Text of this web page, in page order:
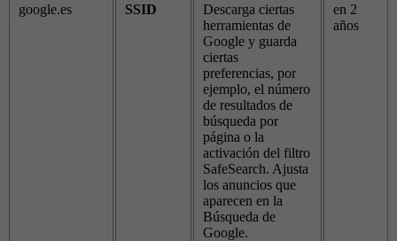
google.es SSID
Descarga ciertas
herramientas de
Google y guarda
ciertas
preferencias, por
ejemplo, el número
de resultados de
búsqueda por
página o la
activación del filtro
SafeSearch. Ajusta
los anuncios que
aparecen en la
Búsqueda de
Google.
en 2
años